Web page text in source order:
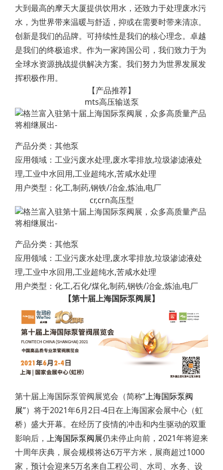
大到最高的摩天大厦提供饮用水，还致力于处理废水污
水，为世界带来温暖与舒适，抑或在需要时带来清凉。
创新是我们的品牌。可持续性是我们的核心理念。卓越
是我们的终极追求。作为一家跨国公司，我们致力于为
全球水资源挑战提供解决方案。我们努力为世界发展发
挥积极作用。
【产品推荐】
mts高压输送泵
产品分类：其他泵
应用领域：工业污废水处理,废水零排放,垃圾渗滤液处
理,工业中水回用,工业超纯水,苦咸水处理
用户类型：化工,制药,钢铁/冶金,炼油,电厂
cr,crn高压型
产品分类：其他泵
应用领域：工业污废水处理,废水零排放,垃圾渗滤液处
理,工业中水回用,工业超纯水,苦咸水处理
用户类型：化工,石化/煤化,制药,钢铁/冶金,炼油,电厂
【第十届上海国际泵阀展】
第十届上海国际泵管阀展览会（简称“上海国际泵阀
展”）将于2021年6月2日-4日在上海国家会展中心（虹
桥）盛大开幕。在经历了疫情的冲击和内生驱动的双重
影响后， 上海国际泵阀展仍未停止向前，2021年将迎来
十周年庆典，展会规模将达6万平方米，展商超过1000
家，预计会迎来5万名来自工程公司、水司、水务、设